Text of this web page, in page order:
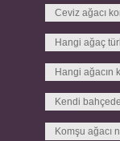
Ceviz ağacı
Hangi ağaç
Hangi ağacın
Kendi
Komşu ağacı